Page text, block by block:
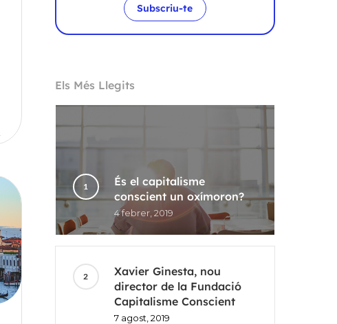
Subscriu-te
Els Més Llegits
És el capitalisme
conscient un oxímoron?
4 febrer, 2019
Xavier Ginesta, nou
director de la Fundació
Capitalisme Conscient
7 agost, 2019